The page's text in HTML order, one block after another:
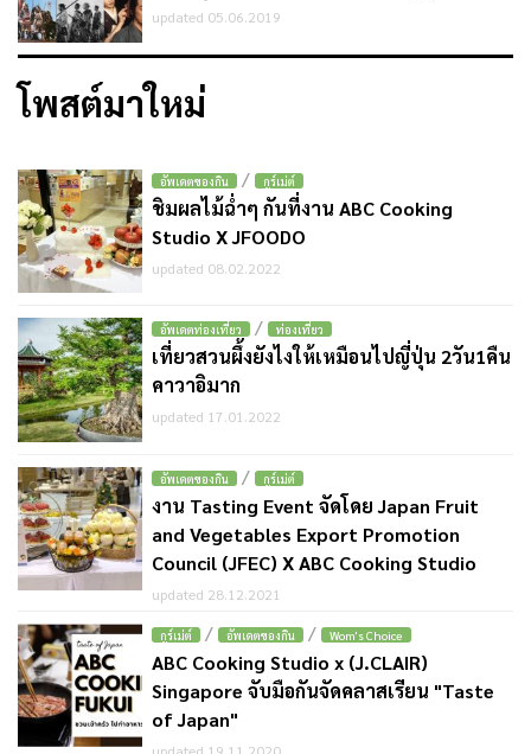
updated 05.06.2019
โพสต์มาใหม่
อัพเดตของกิน / กูร์เม่ต์
ชิมผลไม้ฉ่ำๆ กันที่งาน ABC Cooking
Studio X JFOODO
updated 08.02.2022
อัพเดตท่องเที่ยว / ท่องเที่ยว
เที่ยวสวนผึ้งยังไงให้เหมือนไปญี่ปุ่น 2วัน1คืน
คาวาอิมาก
updated 17.01.2022
อัพเดตของกิน / กูร์เม่ต์
งาน Tasting Event จัดโดย Japan Fruit
and Vegetables Export Promotion
Council (JFEC) X ABC Cooking Studio
updated 28.12.2021
กูร์เม่ต์ / อัพเดตของกิน / Wom's Choice
ABC Cooking Studio x (J.CLAIR)
Singapore จับมือกันจัดคลาสเรียน "Taste
of Japan"